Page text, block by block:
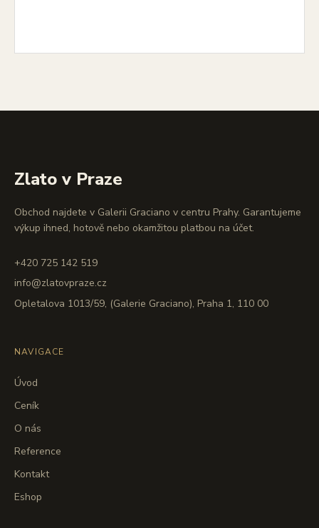
Zlato v Praze
Obchod najdete v Galerii Graciano v centru Prahy. Garantujeme
výkup ihned, hotově nebo okamžitou platbou na účet.
+420 725 142 519
info@zlatovpraze.cz
Opletalova 1013/59, (Galerie Graciano), Praha 1, 110 00
NAVIGACE
Úvod
Ceník
O nás
Reference
Kontakt
Eshop